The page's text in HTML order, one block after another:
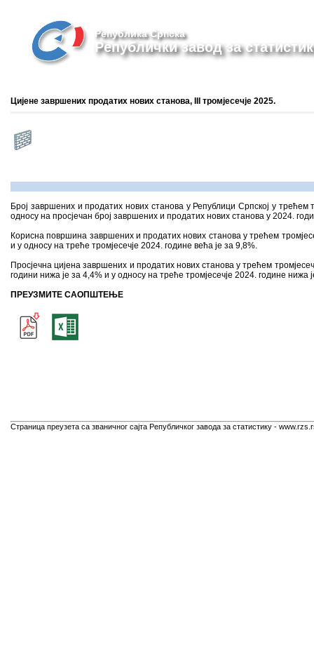
Република Српска
Републички завод за
Цијене завршених продатих нових станова, III тромјесечје 2025.
Број завршених и продатих нових станова у Републици Српској у трећем
односу на просјечан број завршених и продатих нових станова у 2024.
Корисна површина завршених и продатих нових станова у трећем
и у односу на треће тромјесечје 2024. године већа је за 9,8%.
Просјечна цијена завршених и продатих нових станова у трећем
години нижа је за 4,4% и у односу на треће тромјесечје 2024. године нижа
ПРЕУЗМИТЕ САОПШТЕЊЕ
Страница преузета са званичног сајта Републичког завода за статистику -